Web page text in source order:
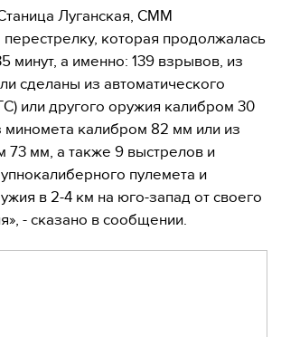
Луганская, СММ
которая продолжалась
минут, а именно: 139 взрывов, из
сделаны из автоматического
или другого оружия калибром 30
миномета калибром 82 мм или из
73 мм, а также 9 выстрелов и
пулемета и
в 2-4 км на юго-запад от своего
- сказано в сообщении.